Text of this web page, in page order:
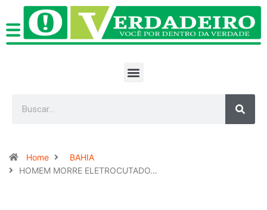
Home
BAHIA
HOMEM MORRE ELETROCUTADO…